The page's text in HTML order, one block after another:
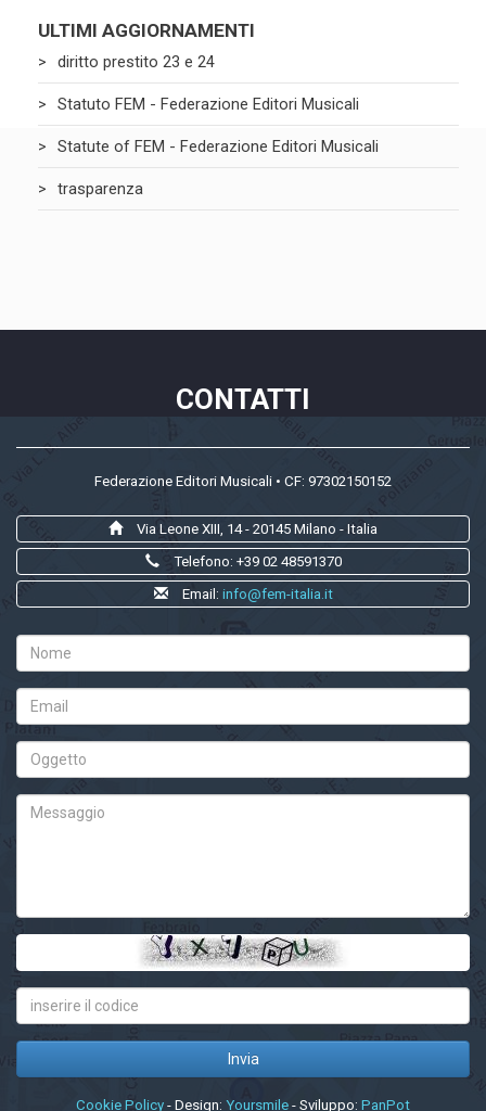
ULTIMI AGGIORNAMENTI
diritto prestito 23 e 24
Statuto FEM - Federazione Editori Musicali
Statute of FEM - Federazione Editori Musicali
trasparenza
CONTATTI
Federazione Editori Musicali • CF: 97302150152
Via Leone XIII, 14 - 20145 Milano - Italia
Telefono: +39 02 48591370
Email: info@fem-italia.it
Cookie Policy - Design: Yoursmile - Sviluppo: PanPot